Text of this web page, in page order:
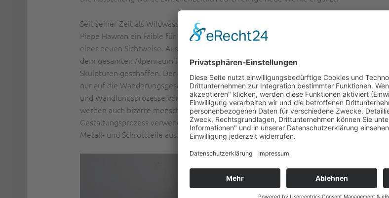
Seit seiner Zeit als Wildwasserfahrer hat der Ravensburger Allgemeinarzt und Bildhauer
Piepe Hawran ein Faible für Flusssteine. In seiner Ausstellung präsentiert er diese in
einer neuen Sichtweise. Aus Flusssteinen aus der Region Bodensee-Oberschwaben und
dem gesamten Alpenraum hat er ein Vielzahl von unterschiedlichen Objekten und
Skulpturen geschaffen. Der Titel der Ausstellung „Migranten“ bezieht sich dabei nicht
nur auf die Wanderungsgeschichte der Steine selbst, sondern auch auf die Wanderungs-
und Wandlungsprozesse von Flora und Fauna. Neben ästhetisch gestalteten Objekten
werden auch bizarre menschen- und tierähnliche Gestalten gezeigt. Bei diesem
Gestaltungsprozess verwendet der Künstler, der auch als Metallbildhauer arbeitet,
Metall- und Schrottteile aus seinem reichhaltigen Fundus.